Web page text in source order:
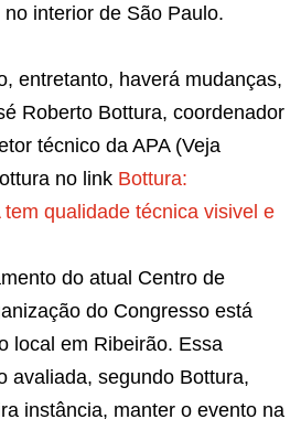
interior de São Paulo.
entretanto, haverá mudanças,
Roberto Bottura, coordenador
técnico da APA (Veja
no link Bottura:
tem qualidade técnica visivel e
do atual Centro de
do Congresso está
local em Ribeirão. Essa
avaliada, segundo Bottura,
instância, manter o evento na